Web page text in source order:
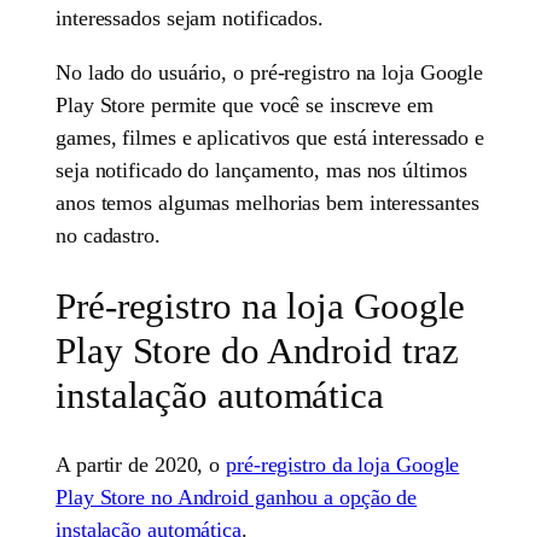
interessados sejam notificados.
No lado do usuário, o pré-registro na loja Google
Play Store permite que você se inscreve em
games, filmes e aplicativos que está interessado e
seja notificado do lançamento, mas nos últimos
anos temos algumas melhorias bem interessantes
no cadastro.
Pré-registro na loja Google
Play Store do Android traz
instalação automática
A partir de 2020, opré-registro da loja Google
Play Store no Android ganhou a opção de
instalação automática.